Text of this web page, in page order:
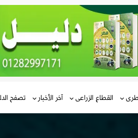
القطاع الزراعى آخر الأخبار تصفح